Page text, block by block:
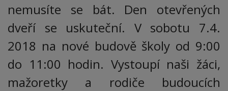
nemusíte se bát. Den otevřených
dveří se uskuteční. V sobotu 7.4.
2018 na nové budově školy od 9:00
do 11:00 hodin. Vystoupí naši žáci,
mažoretky a rodiče budoucích